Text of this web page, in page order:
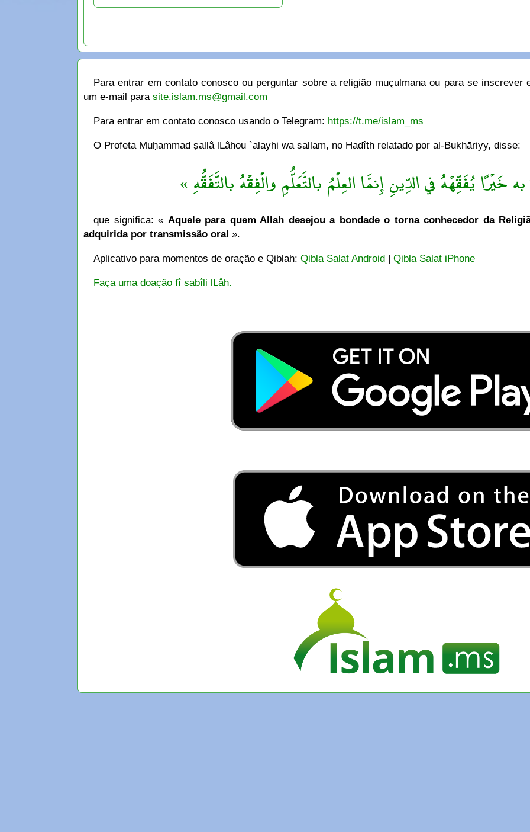
Para entrar em contato conosco ou perguntar sobre a religião muçulmana ou para se
um e-mail para site.islam.ms@gmail.com
Para entrar em contato conosco usando o Telegram: https://t.me/islam_ms
O Profeta Muḥammad ṣallâ lLâhou `alayhi wa sallam, no Hadîth relatado por al-Bukhāriyy, disse:
خَيْرًا يُفَقِّهْهُ في الدِّينِ إِنمَّا العِلْمُ بالتَّعَلُّمِ والْفِقْهُ بالتَّفَقُّهِ »
que significa: « Aquele para quem Allah desejou a bondade o torna conhecedor da
adquirida por transmissão oral ».
Aplicativo para momentos de oração e Qiblah:Qibla Salat Android |Qibla Salat iPhone
Faça uma doação fî sabîli lLâh.